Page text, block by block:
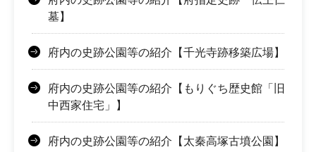
墓】
府内の史跡公園等の紹介【千光寺跡移築広場】
府内の史跡公園等の紹介【もりぐち歴史館「旧
中西家住宅」】
府内の史跡公園等の紹介【太秦高塚古墳公園】